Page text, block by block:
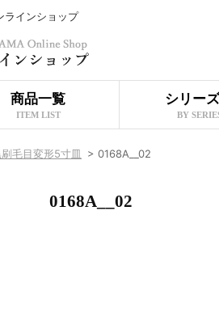
ラインショップ
商品一覧
ITEM LIST
シリー
BY
毛目変形5寸皿 > 0168A__02
0168A__02